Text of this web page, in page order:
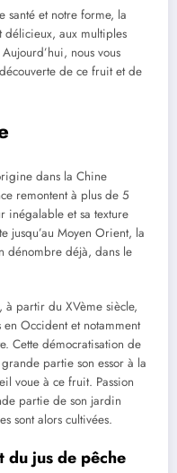
santé et notre forme, la
délicieux, aux multiples
nous vous
de ce fruit et de
dans la Chine
remontent à plus de 5
inégalable et sa texture
jusqu’au Moyen Orient, la
dénombre déjà, dans le
à partir du XVème siècle,
Occident et notamment
Cette démocratisation de
partie son essor à la
voue à ce fruit. Passion
partie de son jardin
sont alors cultivées.
du jus de pêche